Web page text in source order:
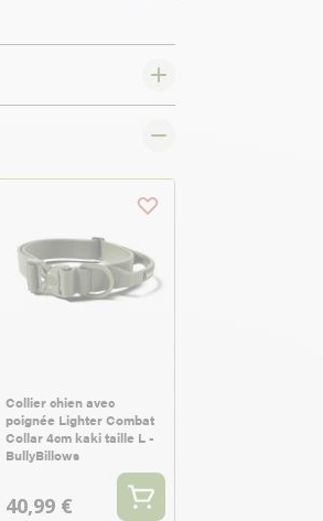
Collier chien avec
poignée Lighter Combat
Collar 4cm kaki taille L -
BullyBillows
40,99 €